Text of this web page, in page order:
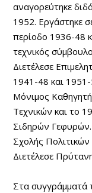
αναγορεύτηκε
1952. Εργάστηκε
περίοδο 1936-48
τεχνικός
Διετέλεσε
1941-48 και
Μόνιμος
Τεχνικών και το
Σιδηρών Γεφυρών.
Σχολής
Διετέλεσε
Στα συγγράμματά